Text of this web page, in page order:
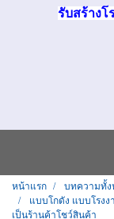
รับสร้างโ
หน้าแรก บทความทั้ง
แบบโกดัง แบบโรงง
เป็นร้านค้าโชว์สินค้า